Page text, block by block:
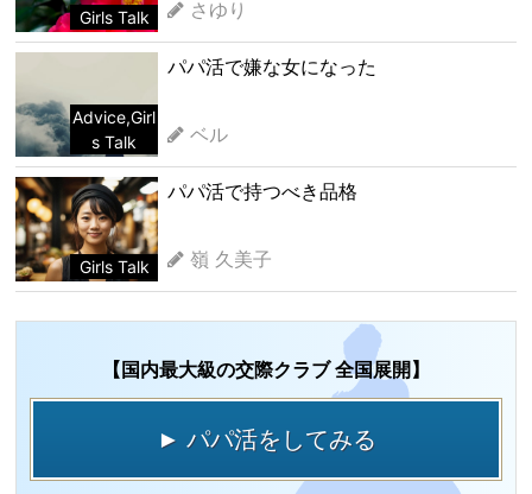
Girls Talk さゆり
Advice,Girl
s Talk
パパ活で嫌な女になった
ベル
Girls Talk
パパ活で持つべき品格
嶺 久美子
【国内最大級の交際クラブ 全国展開】
► パパ活をしてみる